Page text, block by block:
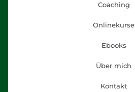
Coaching
Onlinekurse
Ebooks
Über mich
Kontakt